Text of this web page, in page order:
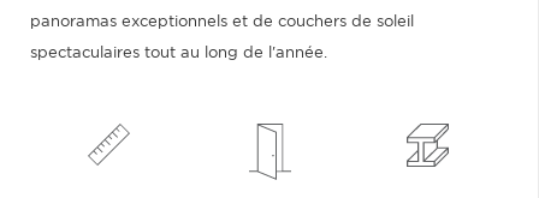
panoramas exceptionnels et de couchers de soleil
spectaculaires tout au long de l'année.